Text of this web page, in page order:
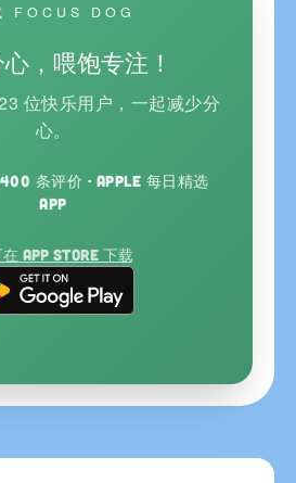
FOCUS DOG
，喂饱专注！
位快乐用户，一起减少分
心。
条评价 · Apple 每日精选
App
在 App Store 下载